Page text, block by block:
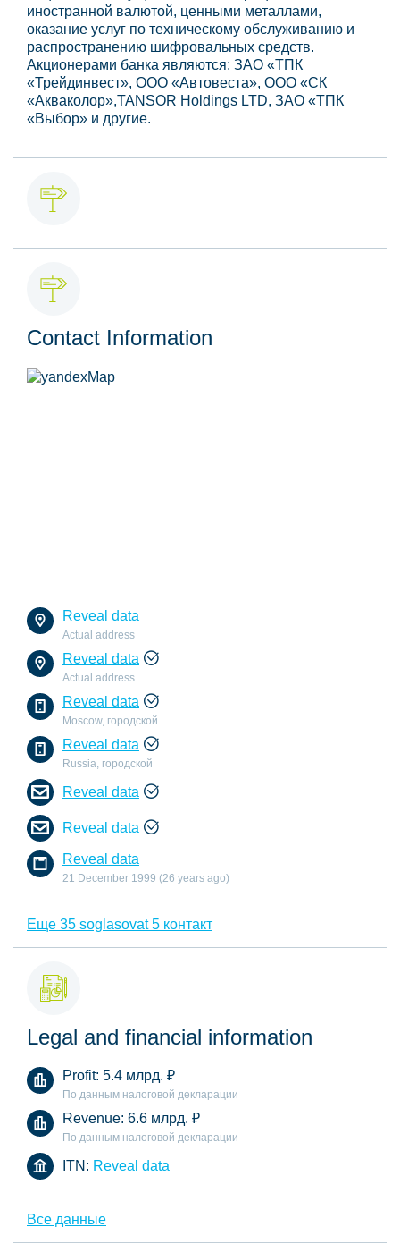
иностранной валютой, ценными металлами,
оказание услуг по техническому обслуживанию и
распространению шифровальных средств.
Акционерами банка являются: ЗАО «ТПК
«Трейдинвест», ООО «Автовеста», ООО «СК
«Акваколор»,TANSOR Holdings LTD, ЗАО «ТПК
«Выбор» и другие.
Contact Information
Reveal data
Actual address
Reveal data
Actual address
Reveal data
Moscow, городской
Reveal data
Russia, городской
Reveal data
Reveal data
Reveal data
21 December 1999 (26 years ago)
Еще 35 soglasovat 5 контакт
Legal and financial information
Profit: 5.4 млрд. ₽
По данным налоговой декларации
Revenue: 6.6 млрд. ₽
По данным налоговой декларации
ITN: Reveal data
Все данные